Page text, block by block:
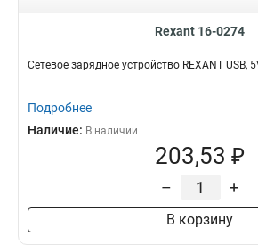
Rexant 16-0274
Сетевое зарядное устройство REXANT USB,
Подробнее
Наличие: В наличии
203,53 ₽
– +
В корзину